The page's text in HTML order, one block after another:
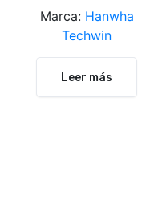
Marca: Hanwha
Techwin
Leer más